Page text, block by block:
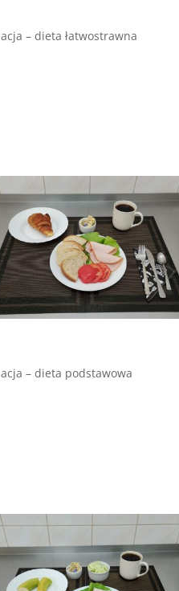
– dieta łatwostrawna
– dieta podstawowa